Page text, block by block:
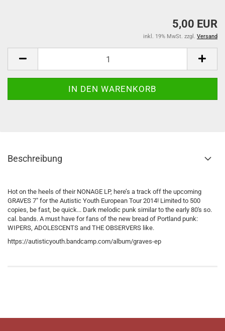
5,00 EUR
inkl. 19% MwSt. zzgl. Versand
Beschreibung
Hot on the heels of their NONAGE LP, here’s a track off the upcoming
GRAVES 7″ for the Autistic Youth European Tour 2014! Limited to 500
copies, be fast, be quick... Dark melodic punk similar to the early 80's so.
cal. bands. A must have for fans of the new bread of Portland punk:
WIPERS, ADOLESCENTS and THE OBSERVERS like.
https://autisticyouth.bandcamp.com/album/graves-ep